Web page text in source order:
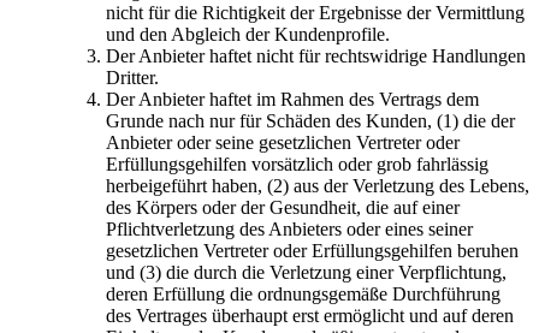
nicht für die Richtigkeit der Ergebnisse der Vermittlung
und den Abgleich der Kundenprofile.
Der Anbieter haftet nicht für rechtswidrige Handlungen
Dritter.
Der Anbieter haftet im Rahmen des Vertrags dem
Grunde nach nur für Schäden des Kunden, (1) die der
Anbieter oder seine gesetzlichen Vertreter oder
Erfüllungsgehilfen vorsätzlich oder grob fahrlässig
herbeigeführt haben, (2) aus der Verletzung des Lebens,
des Körpers oder der Gesundheit, die auf einer
Pflichtverletzung des Anbieters oder eines seiner
gesetzlichen Vertreter oder Erfüllungsgehilfen beruhen
und (3) die durch die Verletzung einer Verpflichtung,
deren Erfüllung die ordnungsgemäße Durchführung
des Vertrages überhaupt erst ermöglicht und auf deren